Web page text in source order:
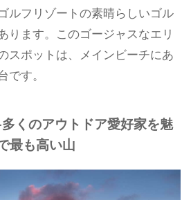
ルフリゾートの素晴らしいゴル
ります。このゴージャスなエリ
スポットは、メインビーチにあ
です。
くのアウトドア愛好家を魅
最も高い山